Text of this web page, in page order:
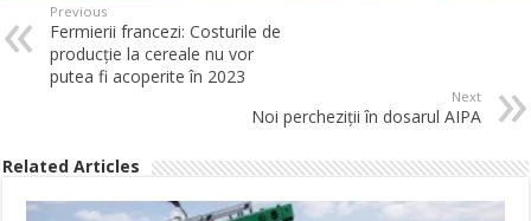
Previous
Fermierii francezi: Costurile de
producție la cereale nu vor
putea fi acoperite în 2023
Next
Noi percheziţii în dosarul AIPA
Related Articles